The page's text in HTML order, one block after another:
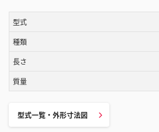
型式
種類
長さ
質量
型式一覧・外形寸法図